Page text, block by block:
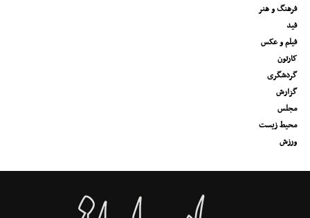
فرهنگ و هنر
فید
فیلم و عکس
کارتون
گردشگری
گزارش
مجلس
محیط زیست
ورزش